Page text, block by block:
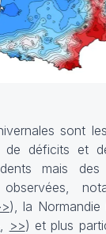
sont
de déficits et
mais
observées,
), la Normandie
>>) et plus